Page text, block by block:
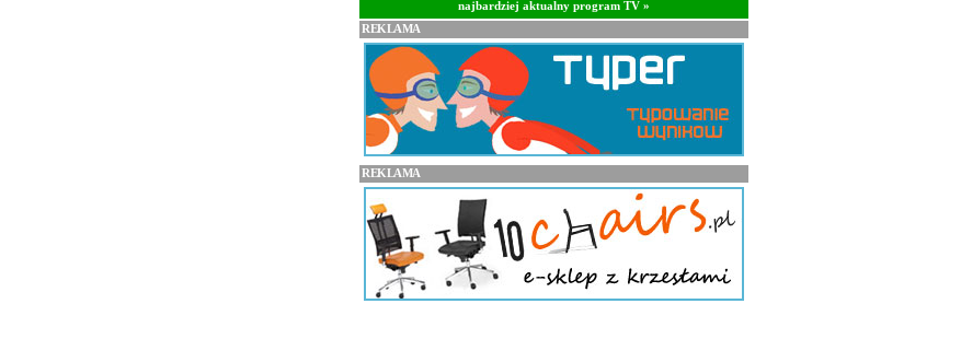
najbardziej aktualny program TV »
REKLAMA
REKLAMA